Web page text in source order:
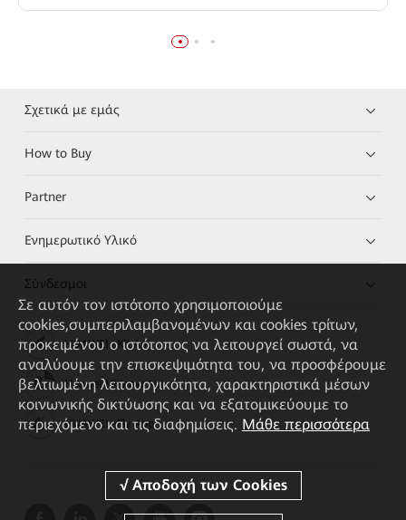
Σχετικά με εμάς
How to Buy
Partner
Ενημερωτικό Υλικό
Σύνδεσμοι
HUAWEI eKit App
Huawei HiKnow App
HUAWEI eFly App
Σε αυτόν τον ιστότοπο χρησιμοποιούμε
cookies,συμπεριλαμβανομένων και cookies τρίτων,
προκειμένου ο ιστότοπος να λειτουργεί σωστά, να
αναλύουμε την επισκεψιμότητα του, να προσφέρουμε
βελτιωμένη λειτουργικότητα, χαρακτηριστικά μέσων
κοινωνικής δικτύωσης και να εξατομικεύουμε το
περιεχόμενο και τις διαφημίσεις. Μάθε περισσότερα